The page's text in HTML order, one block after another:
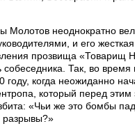
Молотов неоднократно
и его
прозвища «Товарищ
собеседника. Так, во время
году, когда неожиданно
который перед этим
«Чьи же это бомбы